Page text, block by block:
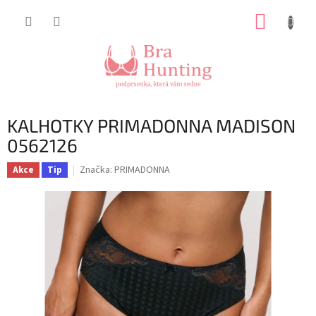
KALHOTKY PRIMADONNA MADISON
0562126
Akce Tip Značka: PRIMADONNA